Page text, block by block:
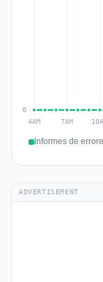
Informes de
ADVERTISEMENT